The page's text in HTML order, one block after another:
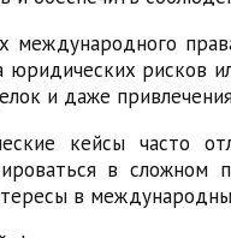
международного
рисков
и даже
кейсы часто
в сложном
в